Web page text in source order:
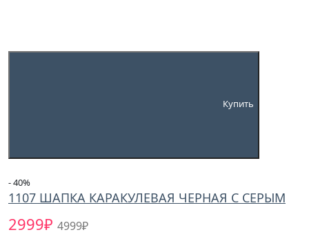
Купить
- 40%
1107 ШАПКА КАРАКУЛЕВАЯ ЧЕРНАЯ С СЕРЫМ
2999₽ 4999₽